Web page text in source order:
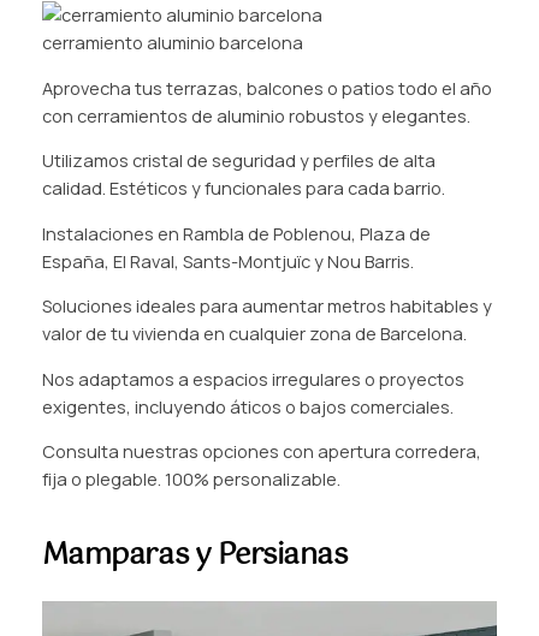
cerramiento aluminio barcelona
Aprovecha tus terrazas, balcones o patios todo el año
con cerramientos de aluminio robustos y elegantes.
Utilizamos cristal de seguridad y perfiles de alta
calidad. Estéticos y funcionales para cada barrio.
Instalaciones en Rambla de Poblenou, Plaza de
España, El Raval, Sants-Montjuïc y Nou Barris.
Soluciones ideales para aumentar metros habitables y
valor de tu vivienda en cualquier zona de Barcelona.
Nos adaptamos a espacios irregulares o proyectos
exigentes, incluyendo áticos o bajos comerciales.
Consulta nuestras opciones con apertura corredera,
fija o plegable. 100% personalizable.
Mamparas y Persianas